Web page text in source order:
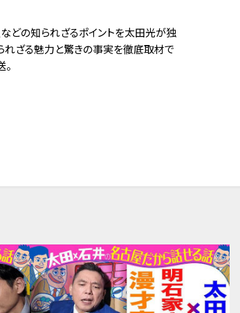
などの知られざるポイントを太田光が独
れざる魅力と驚きの事実を徹底取材で